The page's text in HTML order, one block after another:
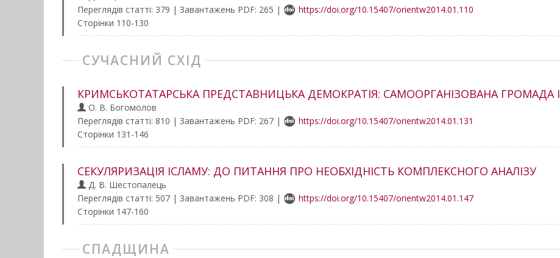
Переглядів статті: 379 | Завантажень PDF: 265 |
https://doi.org/10.15407/orientw2014.01.110
Сторінки 110-130
СУЧАСНИЙ СХІД
КРИМСЬКОТАТАРСЬКА ПРЕДСТАВНИЦЬКА ДЕМОКРАТІЯ: САМООРГАНІЗОВАНА ГРОМАДА
О. В. Богомолов
Переглядів статті: 810 | Завантажень PDF: 267 |
https://doi.org/10.15407/orientw2014.01.131
Сторінки 131-146
СЕКУЛЯРИЗАЦІЯ ІСЛАМУ: ДО ПИТАННЯ ПРО НЕОБХІДНІСТЬ КОМПЛЕКСНОГО АНАЛІЗУ
Д. В. Шестопалець
Переглядів статті: 507 | Завантажень PDF: 308 |
https://doi.org/10.15407/orientw2014.01.147
Сторінки 147-160
СПАДЩИНА